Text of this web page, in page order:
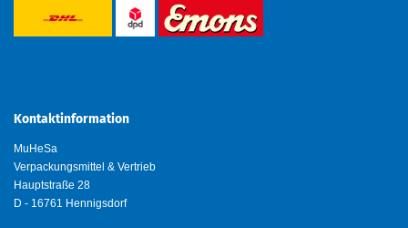
Kontaktinformation
MuHeSa
Verpackungsmittel & Vertrieb
Hauptstraße 28
D - 16761 Hennigsdorf